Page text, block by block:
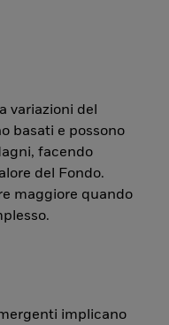
variazioni del
basati e possono
facendo
del Fondo.
maggiore quando
implicano